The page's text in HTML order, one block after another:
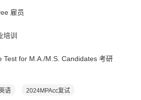
雇员
培训
Test for M.A./M.S. Candidates 考研
语 2024MPAcc复试